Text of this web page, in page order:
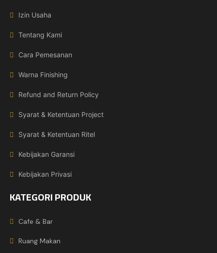
Izin Usaha
Tentang Kami
Cara Pemesanan
Warna Finishing
Refund and Return Policy
Syarat & Ketentuan Project
Syarat & Ketentuan Ritel
Kebijakan Garansi
Kebijakan Privasi
KATEGORI PRODUK
Cafe & Bar
Ruang Makan